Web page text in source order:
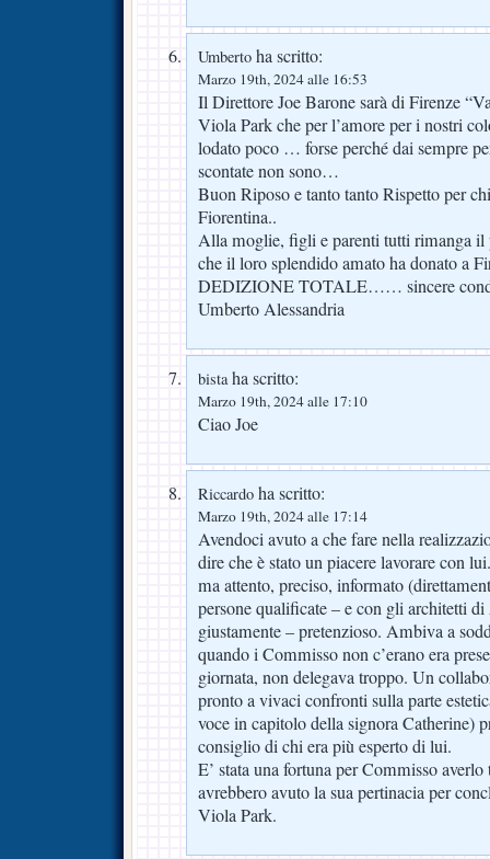
Umberto ha scritto:
Marzo 19th, 2024 alle 16:53
Il Direttore Joe Barone sarà di Firenze
Viola Park che per l’amore per i nostri
lodato poco … forse perché dai sempre
scontate non sono…
Buon Riposo e tanto tanto Rispetto per
Fiorentina..
Alla moglie, figli e parenti tutti rimanga il
che il loro splendido amato ha donato a
DEDIZIONE TOTALE…… sincere
Umberto Alessandria
bistaha scritto:
Marzo 19th, 2024 alle 17:10
Ciao Joe
Riccardo ha scritto:
Marzo 19th, 2024 alle 17:14
Avendoci avuto a che fare nella
dire che è stato un piacere lavorare con
ma attento, preciso, informato
persone qualificate – e con gli architetti
giustamente – pretenzioso. Ambiva a
quando i Commisso non c’erano era
giornata, non delegava troppo. Un
pronto a vivaci confronti sulla parte
voce in capitolo della signora Catherine)
consiglio di chi era più esperto di lui.
E’ stata una fortuna per Commisso
avrebbero avuto la sua pertinacia per
Viola Park.